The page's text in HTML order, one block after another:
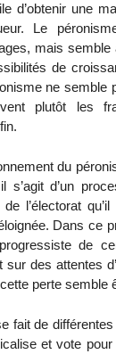
d’obtenir une
Le
mais semble
de
ne
plutôt les
du
s’agit d’un
l’électorat
Dans ce
de
sur des attentes
perte semble
fait de
et vote